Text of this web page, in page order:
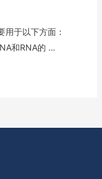
于以下方面：
和RNA的 …